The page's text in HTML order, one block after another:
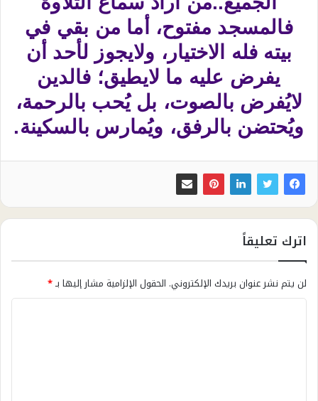
فالمسجد مفتوح، أما من بقي في
بيته فله الاختيار، ولايجوز لأحد أن
يفرض عليه ما لايطيق؛ فالدين
لايُفرض بالصوت، بل يُحب بالرحمة،
ويُحتضن بالرفق، ويُمارس بالسكينة.
اترك تعليقاً
لن يتم نشر عنوان بريدك الإلكتروني. الحقول الإلزامية مشار إليها بـ*